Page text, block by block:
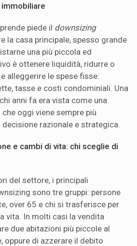
immobiliare
piede il downsizing
la casa principale, spesso grande
una più piccola ed
è ottenere liquidità, ridurre o
alleggerire le spese fisse:
tasse e costi condominiali. Una
anni fa era vista come una
oggi viene sempre più
razionale e strategica.
e cambi di vita: chi sceglie di
del settore, i principali
sono tre gruppi: persone
over 65 e chi si trasferisce per
vita. In molti casi la vendita
due abitazioni più piccole al
oppure di azzerare il debito